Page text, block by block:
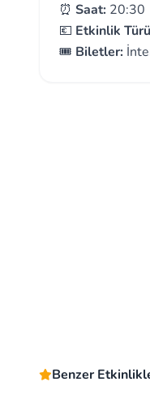
⏰ Saat: 20:30
💶 Etkinlik
🎟️ Biletler:
Benzer